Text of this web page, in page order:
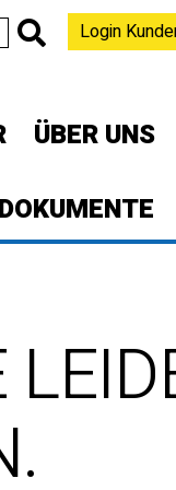
Login
ÜBER UNS